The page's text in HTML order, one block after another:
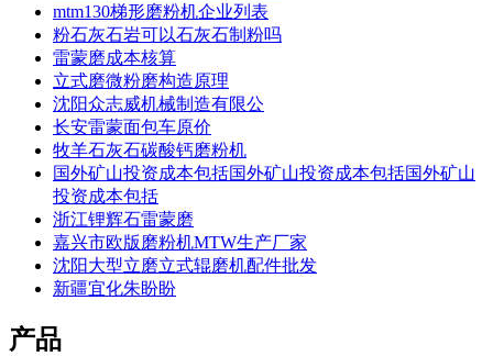
mtm130梯形磨粉机企业列表
粉石灰石岩可以石灰石制粉吗
雷蒙磨成本核算
立式磨微粉磨构造原理
沈阳众志威机械制造有限公
长安雷蒙面包车原价
牧羊石灰石碳酸钙磨粉机
国外矿山投资成本包括国外矿山投资成本包括国外矿山
投资成本包括
浙江锂辉石雷蒙磨
嘉兴市欧版磨粉机MTW生产厂家
沈阳大型立磨立式辊磨机配件批发
新疆宜化朱盼盼
产品